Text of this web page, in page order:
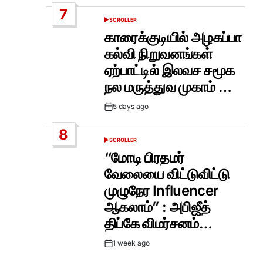
7
POSTED
SCROLLER
காரைக்குடியில் அழகப்பா
கல்வி நிறுவனங்கள்
ஏற்பாட்டில் இலவச சமூக
நல மருத்துவ முகாம் …
Post5 days ago
8
POSTED
SCROLLER
“மோடி பிரதமர்
வேலையை விட்டுவிட்டு
முழுநேர Influencer
ஆகலாம்” : அபிஜீத்
திப்கே விமர்சனம்…
Post1 week ago